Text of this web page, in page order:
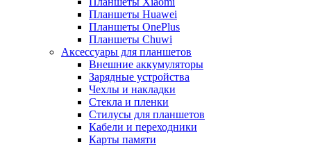
Планшеты Huawei
Планшеты OnePlus
Планшеты Chuwi
Аксессуары для планшетов
Внешние аккумуляторы
Зарядные устройства
Чехлы и накладки
Стекла и пленки
Стилусы для планшетов
Кабели и переходники
Карты памяти